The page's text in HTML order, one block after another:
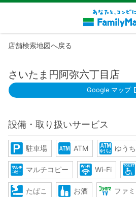
店舗検索地図へ戻る
さいたま円阿弥六丁目店
Google マップ
設備・取り扱いサービス
駐車場 ATM ゆう
マルチコピー Wi-Fi
たばこ お酒 ファ